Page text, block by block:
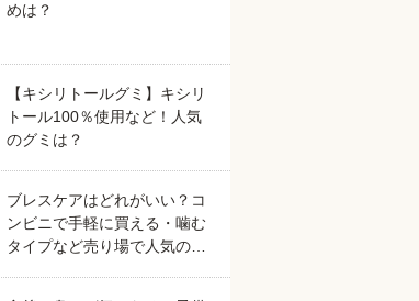
めは？
【キシリトールグミ】キシリ
トール100％使用など！人気
のグミは？
ブレスケアはどれがいい？コ
ンビニで手軽に買える・噛む
タイプなど売り場で人気のお